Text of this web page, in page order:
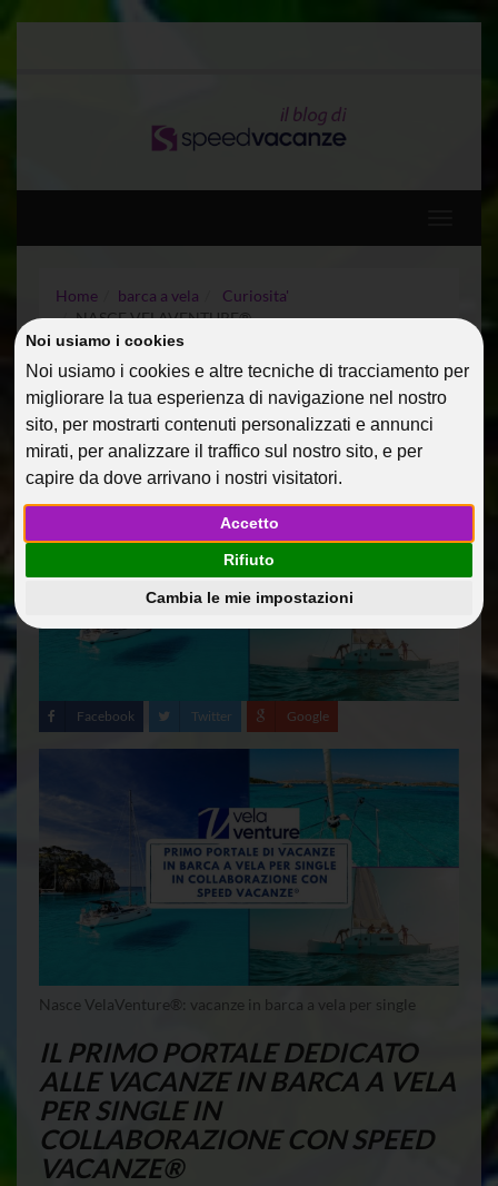
Noi usiamo i cookies
Noi usiamo i cookies e altre tecniche di tracciamento per
migliorare la tua esperienza di navigazione nel nostro
sito, per mostrarti contenuti personalizzati e annunci
mirati, per analizzare il traffico sul nostro sito, e per
capire da dove arrivano i nostri visitatori.
Accetto
Rifiuto
Cambia le mie impostazioni
Home barca a vela
Curiosita'
NASCE VELAVENTURE®
NASCE VELAVENTURE®
16 Mar 2023 barca a velaCuriosita' @dmin
Facebook Twitter Google
Nasce VelaVenture®: vacanze in barca a vela per single
IL PRIMO PORTALE DEDICATO
ALLE VACANZE IN BARCA A VELA
PER SINGLE IN
COLLABORAZIONE CON SPEED
VACANZE®